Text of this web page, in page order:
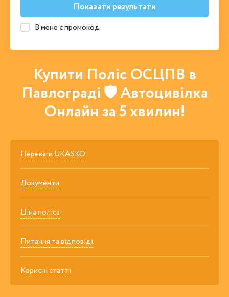
Купити Поліс ОСЦПВ в
Павлограді 🛡 Автоцивілка
Онлайн за 5 хвилин!
Показати результати
В мене є промокод
Переваги UKASKO
Документи
Ціна поліса
Питання та відповіді
Корисні статті